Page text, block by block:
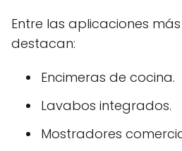
Entre las aplicaciones
destacan:
Encimeras de cocina.
Lavabos integrados.
Mostradores